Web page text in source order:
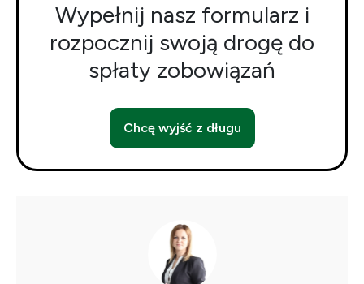
Wypełnij nasz formularz i
rozpocznij swoją drogę do
spłaty zobowiązań
Chcę wyjść z długu